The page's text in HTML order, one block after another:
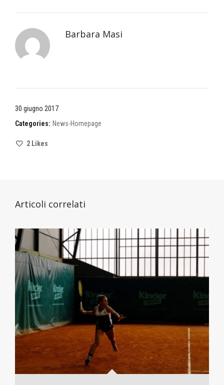
Barbara Masi
30 giugno 2017
Categories: News-Homepage
2 Likes
Articoli correlati